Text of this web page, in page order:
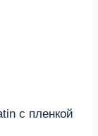
с пленкой